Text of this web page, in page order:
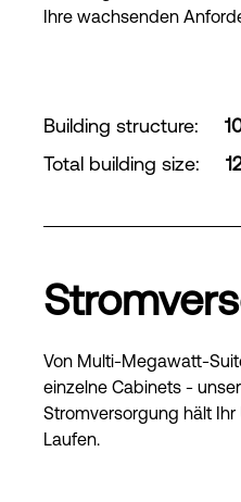
Ihre wachsenden
Building structure:
Total building size:
Von Multi-Megawatt-
einzelne Cabinets -
Stromversorgung hält
Laufen.